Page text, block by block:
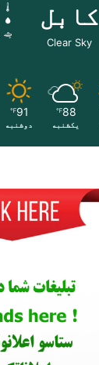
کابل
Clear Sky
88
℉
یکشنبه
91
℉
دوشنبه